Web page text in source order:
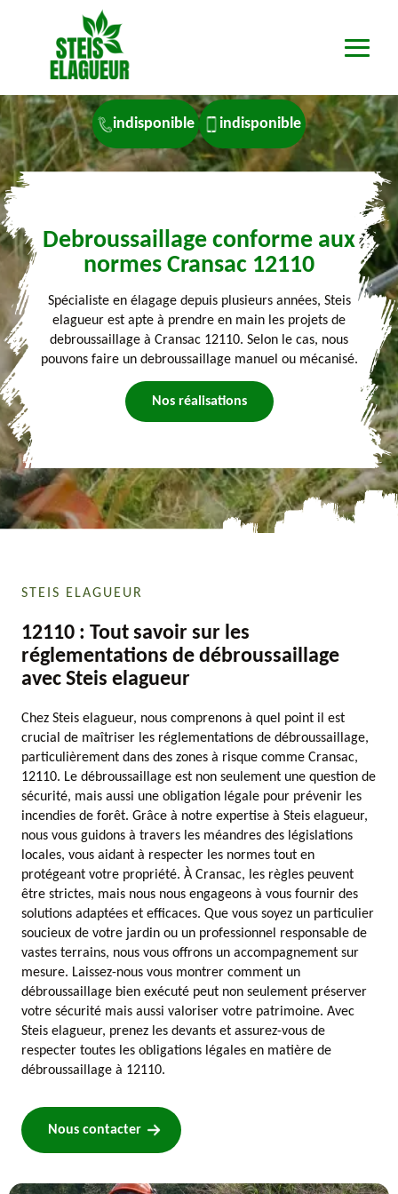
indisponible indisponible
Debroussaillage conforme aux
normes Cransac 12110
Spécialiste en élagage depuis plusieurs années, Steis
elagueur est apte à prendre en main les projets de
debroussaillage à Cransac 12110. Selon le cas, nous
pouvons faire un debroussaillage manuel ou mécanisé.
Nos réalisations
STEIS ELAGUEUR
12110 : Tout savoir sur les
réglementations de débroussaillage
avec Steis elagueur
Chez Steis elagueur, nous comprenons à quel point il est
crucial de maîtriser les réglementations de débroussaillage,
particulièrement dans des zones à risque comme Cransac,
12110. Le débroussaillage est non seulement une question de
sécurité, mais aussi une obligation légale pour prévenir les
incendies de forêt. Grâce à notre expertise à Steis elagueur,
nous vous guidons à travers les méandres des législations
locales, vous aidant à respecter les normes tout en
protégeant votre propriété. À Cransac, les règles peuvent
être strictes, mais nous nous engageons à vous fournir des
solutions adaptées et efficaces. Que vous soyez un particulier
soucieux de votre jardin ou un professionnel responsable de
vastes terrains, nous vous offrons un accompagnement sur
mesure. Laissez-nous vous montrer comment un
débroussaillage bien exécuté peut non seulement préserver
votre sécurité mais aussi valoriser votre patrimoine. Avec
Steis elagueur, prenez les devants et assurez-vous de
respecter toutes les obligations légales en matière de
débroussaillage à 12110.
Nous contacter